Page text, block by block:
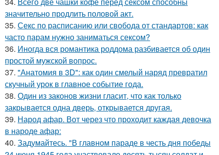
значительно продлить половой акт.
35. Секс по расписанию или свобода от стандартов: как
часто парам нужно заниматься сексом?
36. Иногда вся романтика роддома разбивается об один
простой мужской вопрос.
37. "Анатомия в 3D": как один смелый наряд превратил
скучный урок в главное событие года.
38. Один из законов жизни гласит, что как только
закрывается одна дверь, открывается другая.
39. Народ афар. Вот через что проходит каждая девочка
в народе афар:
40. Задумайтесь. "В главном параде в честь дня победы